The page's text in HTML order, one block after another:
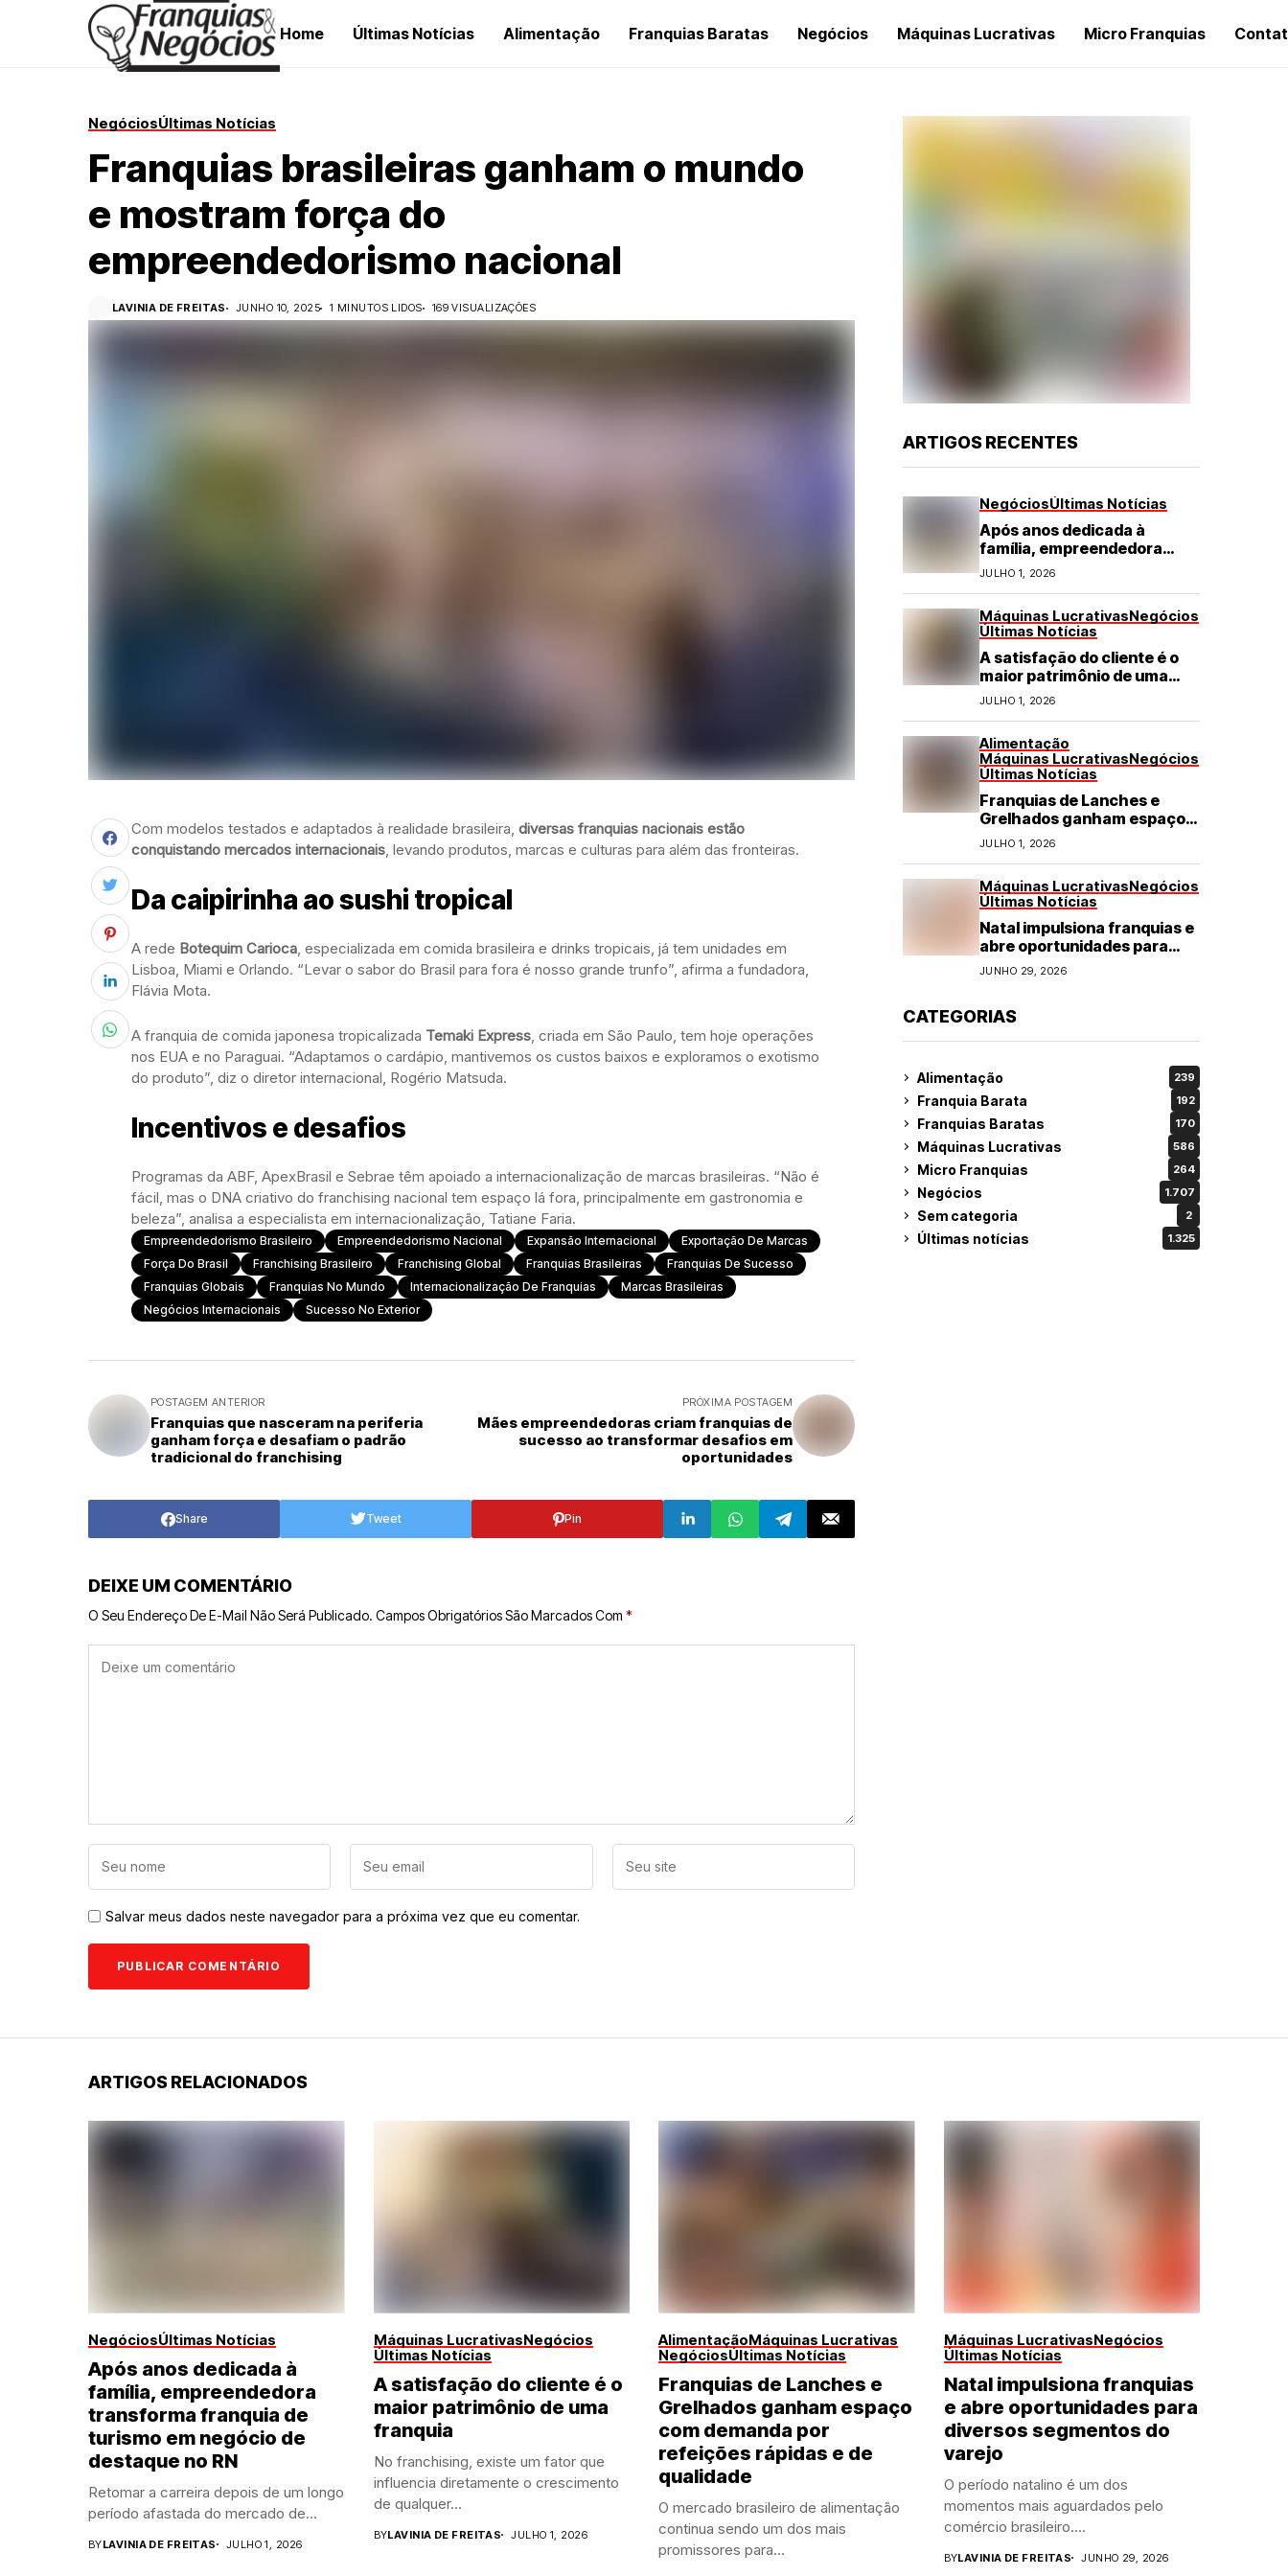
Home Últimas Notícias Alimentação Franquias Baratas Negócios Máquinas Lucrativas Micro Franquias
NegóciosÚltimas Notícias
Franquias brasileiras ganham o mundo
e mostram força do
empreendedorismo nacional
LAVINIA DE FREITAS JUNHO 10, 2025 1 MINUTOS LIDOS 169 VISUALIZAÇÕES
Com modelos testados e adaptados à realidade brasileira, diversas franquias nacionais estão
conquistando mercados internacionais, levando produtos, marcas e culturas para além das fronteiras.
Da caipirinha ao sushi tropical
A rede Botequim Carioca, especializada em comida brasileira e drinks tropicais, já tem unidades em
Lisboa, Miami e Orlando. “Levar o sabor do Brasil para fora é nosso grande trunfo”, afirma a fundadora,
Flávia Mota.
A franquia de comida japonesa tropicalizada Temaki Express, criada em São Paulo, tem hoje operações
nos EUA e no Paraguai. “Adaptamos o cardápio, mantivemos os custos baixos e exploramos o exotismo
do produto”, diz o diretor internacional, Rogério Matsuda.
Incentivos e desafios
Programas da ABF, ApexBrasil e Sebrae têm apoiado a internacionalização de marcas brasileiras. “Não é
fácil, mas o DNA criativo do franchising nacional tem espaço lá fora, principalmente em gastronomia e
beleza”, analisa a especialista em internacionalização, Tatiane Faria.
Empreendedorismo Brasileiro Empreendedorismo Nacional Expansão Internacional
Exportação De Marcas
Força Do Brasil
Franchising Brasileiro Franchising Global Franquias Brasileiras
Franquias De Sucesso
Franquias Globais
Franquias No Mundo Internacionalização De Franquias
Marcas Brasileiras
Negócios Internacionais
Sucesso No Exterior
POSTAGEM ANTERIOR
Franquias que nasceram na periferia
ganham força e desafiam o padrão
tradicional do franchising
PRÓXIMA POSTAGEM
Mães empreendedoras criam franquias de
sucesso ao transformar desafios em
oportunidades
Share Tweet Pin
DEIXE UM COMENTÁRIO
O Seu Endereço De E-Mail Não Será Publicado. Campos Obrigatórios São Marcados Com *
Salvar meus dados neste navegador para a próxima vez que eu comentar.
ARTIGOS RECENTES
NegóciosÚltimas Notícias
Após anos dedicada à
família, empreendedora
transforma franquia de
turismo em negócio de
JULHO 1, 2026
Máquinas LucrativasNegócios
Últimas Notícias
A satisfação do cliente é o
maior patrimônio de uma
franquia
JULHO 1, 2026
Alimentação
Máquinas LucrativasNegócios
Últimas Notícias
Franquias de Lanches e
Grelhados ganham espaço
com demanda por refeições
rápidas e de qualidade
JULHO 1, 2026
Máquinas LucrativasNegócios
Últimas Notícias
Natal impulsiona franquias e
abre oportunidades para
diversos segmentos do
JUNHO 29, 2026
CATEGORIAS
Alimentação 239
Franquia Barata 192
Franquias Baratas 170
Máquinas Lucrativas 586
Micro Franquias 264
Negócios 1.707
Sem categoria 2
Últimas notícias 1.325
ARTIGOS RELACIONADOS
NegóciosÚltimas Notícias
Após anos dedicada à
família, empreendedora
transforma franquia de
turismo em negócio de
destaque no RN
Retomar a carreira depois de um longo
período afastada do mercado de...
BYLAVINIA DE FREITAS JULHO 1, 2026
Máquinas LucrativasNegócios
Últimas Notícias
A satisfação do cliente é o
maior patrimônio de uma
franquia
No franchising, existe um fator que
influencia diretamente o crescimento
de qualquer...
BYLAVINIA DE FREITAS JULHO 1, 2026
AlimentaçãoMáquinas Lucrativas
NegóciosÚltimas Notícias
Franquias de Lanches e
Grelhados ganham espaço
com demanda por
refeições rápidas e de
qualidade
O mercado brasileiro de alimentação
continua sendo um dos mais
promissores para...
Máquinas LucrativasNegócios
Últimas Notícias
Natal impulsiona franquias
e abre oportunidades para
diversos segmentos do
varejo
O período natalino é um dos
momentos mais aguardados pelo
comércio brasileiro....
BYLAVINIA DE FREITAS JUNHO 29, 2026